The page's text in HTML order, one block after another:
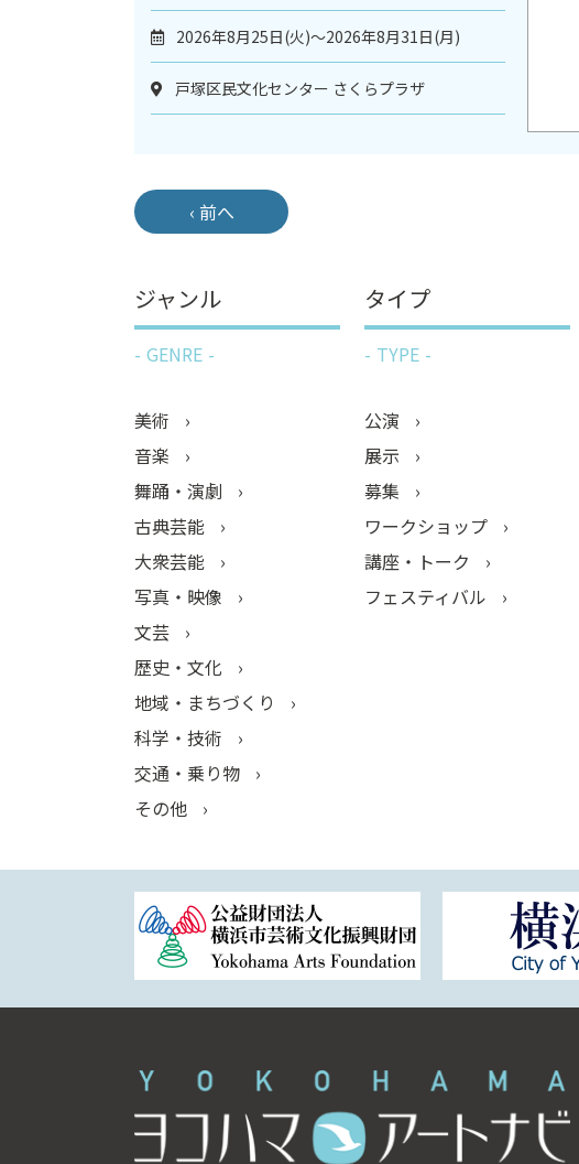
2026年8月25日(火)～2026年8月31日(月)
戸塚区民文化センター さくらプラザ
‹ 前へ
ジャンル
GENRE
美術
音楽
舞踊・演劇
古典芸能
大衆芸能
写真・映像
文芸
歴史・文化
地域・まちづくり
科学・技術
交通・乗り物
その他
タイプ
TYPE
公演
展示
募集
ワークショップ
講座・トーク
フェスティバル